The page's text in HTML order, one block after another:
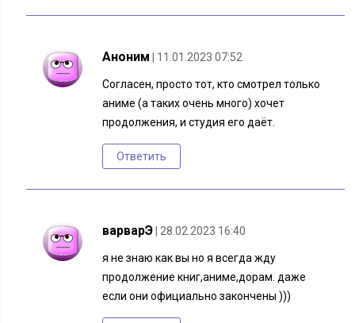
Аноним | 11.01.2023 07:52
Согласен, просто тот, кто смотрел только
аниме (а таких очень много) хочет
продолжения, и студия его даёт.
Ответить
варварЭ | 28.02.2023 16:40
я не знаю как вы но я всегда жду
продолжение книг,аниме,дорам. даже
если они официально закончены )))